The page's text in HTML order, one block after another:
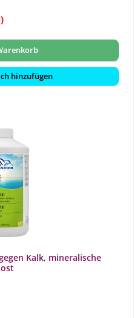
hinzufügen
Kalk, mineralische